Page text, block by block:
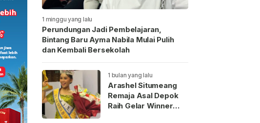
1 minggu yang lalu
Perundungan Jadi Pembelajaran,
Bintang Baru Ayma Nabila Mulai Pulih
dan Kembali Bersekolah
1 bulan yang lalu
Arashel Situmeang
Remaja Asal Depok
Raih Gelar Winner